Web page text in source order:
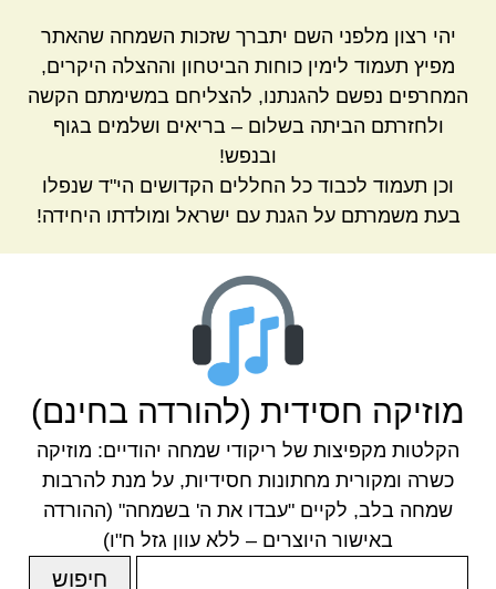
יהי רצון מלפני השם יתברך שזכות השמחה שהאתר
מפיץ תעמוד לימין כוחות הביטחון וההצלה היקרים,
המחרפים נפשם להגנתנו, להצליחם במשימתם הקשה
ולחזרתם הביתה בשלום – בריאים ושלמים בגוף
ובנפש!
וכן תעמוד לכבוד כל החללים הקדושים הי"ד שנפלו
בעת משמרתם על הגנת עם ישראל ומולדתו היחידה!
מוזיקה חסידית (להורדה בחינם)
הקלטות מקפיצות של ריקודי שמחה יהודיים: מוזיקה
כשרה ומקורית מחתונות חסידיות, על מנת להרבות
שמחה בלב, לקיים "עבדו את ה' בשמחה" (ההורדה
באישור היוצרים – ללא עוון גזל ח"ו)